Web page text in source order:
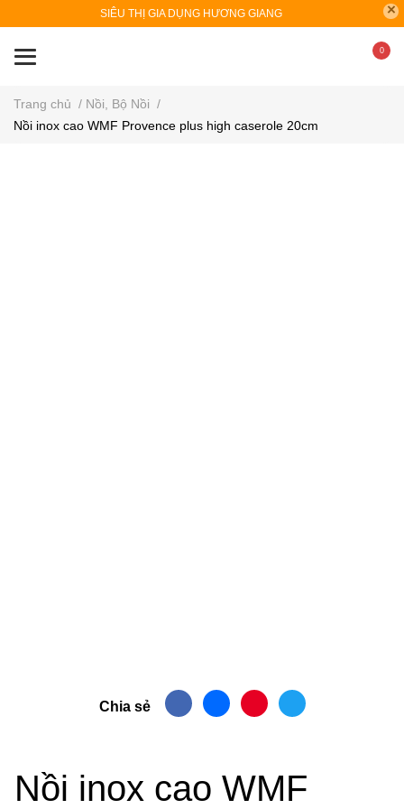
SIÊU THỊ GIA DỤNG HƯƠNG GIANG
0
Trang chủ / Nồi, Bộ Nồi /
Nồi inox cao WMF Provence plus high caserole 20cm
Chia sẻ
Nồi inox cao WMF